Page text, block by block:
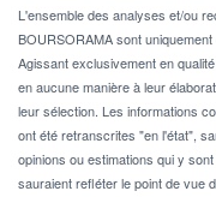
L'ensemble des analyses et/ou
BOURSORAMA sont
Agissant exclusivement en
en aucune manière à leur
leur sélection. Les informations
ont été retranscrites "en l'état",
opinions ou estimations qui y
sauraient refléter le point de vue